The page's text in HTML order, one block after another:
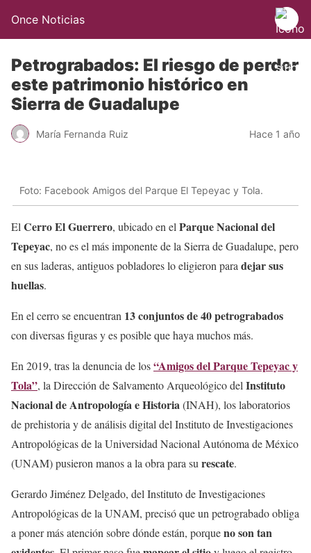
Once Noticias
Petrograbados: El riesgo de perder
este patrimonio histórico en
Sierra de Guadalupe
María Fernanda Ruiz Hace 1 año
Foto: Facebook Amigos del Parque El Tepeyac y Tola.
El Cerro El Guerrero, ubicado en el Parque Nacional del
Tepeyac, no es el más imponente de la Sierra de Guadalupe, pero
en sus laderas, antiguos pobladores lo eligieron para dejar sus
huellas.
En el cerro se encuentran 13 conjuntos de 40 petrograbados
con diversas figuras y es posible que haya muchos más.
En 2019, tras la denuncia de los“Amigos del Parque Tepeyac y
Tola”, la Dirección de Salvamento Arqueológico del Instituto
Nacional de Antropología e Historia(INAH), los laboratorios
de prehistoria y de análisis digital del Instituto de Investigaciones
Antropológicas de la Universidad Nacional Autónoma de México
(UNAM) pusieron manos a la obra para su rescate.
Gerardo Jiménez Delgado, del Instituto de Investigaciones
Antropológicas de la UNAM, precisó que un petrograbado obliga
a poner más atención sobre dónde están, porqueno son tan